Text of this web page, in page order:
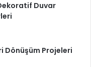
Duvar
Dönüşüm Projeleri